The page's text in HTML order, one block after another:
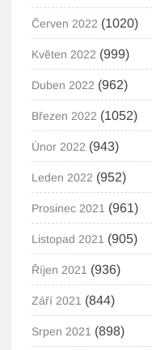
Červen 2022 (1020)
Květen 2022 (999)
Duben 2022 (962)
Březen 2022 (1052)
Únor 2022 (943)
Leden 2022 (952)
Prosinec 2021 (961)
Listopad 2021 (905)
Říjen 2021 (936)
Září 2021 (844)
Srpen 2021 (898)